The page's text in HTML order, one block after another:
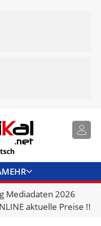
MEHR
Mediadaten 2026
aktuelle Preise !!